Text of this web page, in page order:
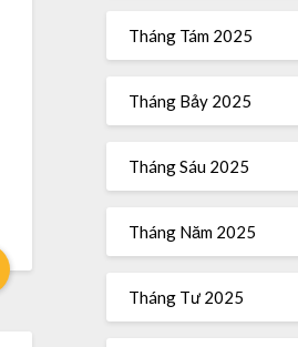
Tháng Tám 2025
Tháng Bảy 2025
Tháng Sáu 2025
Tháng Năm 2025
Tháng Tư 2025